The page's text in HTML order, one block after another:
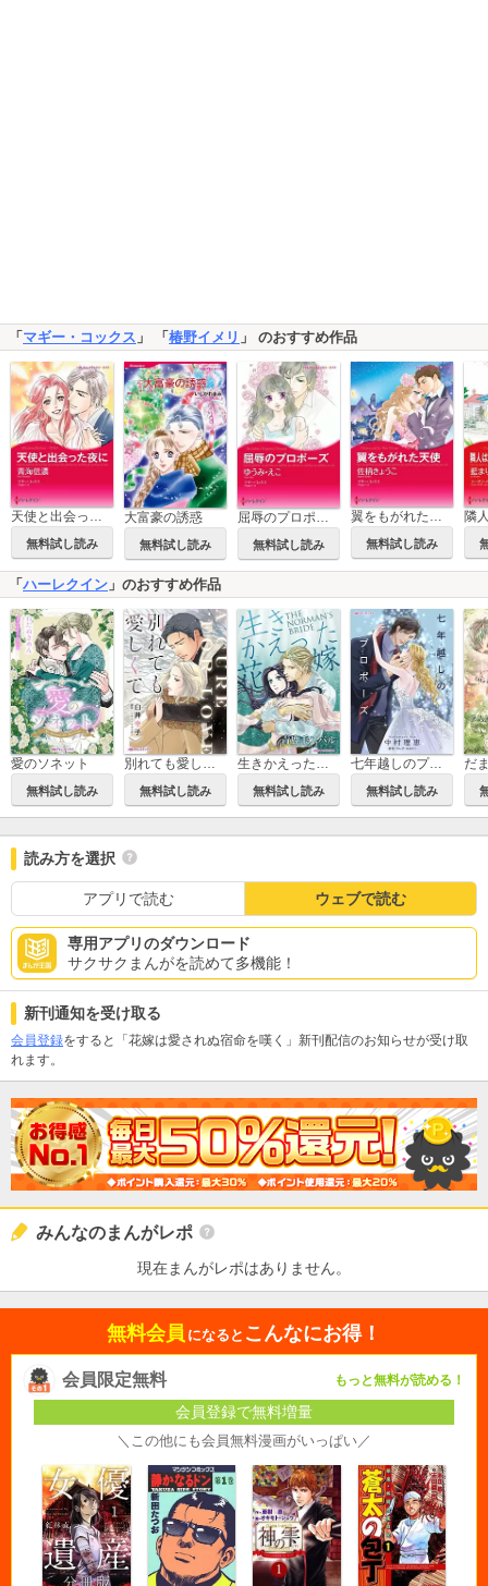
「 マギー・コックス 」 「 椿野イメリ 」 のおすすめ作品
天使と出会った夜に
無料試し読み
大富豪の誘惑
無料試し読み 無料試し読み
翼をもがれた天使
無料試し読み
「ハーレクイン 」のおすすめ作品
愛のソネット
無料試し読み 無料試し読み 無料試し読み
七年越しのプロポーズ
無料試し読み
読み方を選択
アプリで読む ウェブで読む
専用アプリのダウンロード
サクサクまんがを読めて多機能！
新刊通知を受け取る
会員登録をすると「花嫁は愛されぬ宿命を嘆く」新刊配信のお知らせが受け取
れます。
みんなのまんがレポ
現在まんがレポはありません。
無料会員 になると こんなにお得！
会員限定無料 もっと無料が読める！
会員登録で無料増量
＼この他にも会員無料漫画がいっぱい／